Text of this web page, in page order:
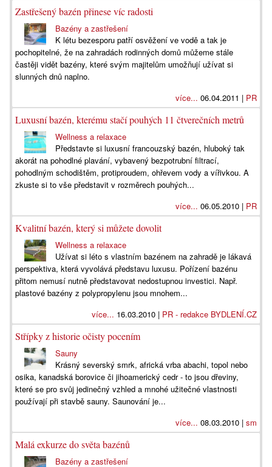
Zastřešený bazén přinese víc radosti
Bazény a zastřešení
K létu bezesporu patří osvěžení ve vodě a tak je
pochopitelné, že na zahradách rodinných domů můžeme stále
častěji vidět bazény, které svým majitelům umožňují užívat si
slunných dnů naplno.
více... 06.04.2011 | PR
Luxusní bazén, kterému stačí pouhých 11 čtverečních metrů
Wellness a relaxace
Představte si luxusní francouzský bazén, hluboký tak
akorát na pohodlné plavání, vybavený bezpotrubní filtrací,
pohodlným schodištěm, protiproudem, ohřevem vody a vířivkou. A
zkuste si to vše představit v rozměrech pouhých...
více... 06.05.2010 | PR
Kvalitní bazén, který si můžete dovolit
Wellness a relaxace
Užívat si léto s vlastním bazénem na zahradě je lákavá
perspektiva, která vyvolává představu luxusu. Pořízení bazénu
přitom nemusí nutně představovat nedostupnou investici. Např.
plastové bazény z polypropylenu jsou mnohem...
více... 16.03.2010 | PR - redakce BYDLENÍ.CZ
Střípky z historie očisty pocením
Sauny
Krásný severský smrk, africká vrba abachi, topol nebo
osika, kanadská borovice či jihoamerický cedr - to jsou dřeviny,
které se pro svůj jedinečný vzhled a mnohé užitečné vlastnosti
používají při stavbě sauny. Saunování je...
více... 08.03.2010 | sm
Malá exkurze do světa bazénů
Bazény a zastřešení